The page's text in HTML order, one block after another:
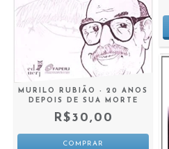
MURILO RUBIÃO - 20 ANOS
DEPOIS DE SUA MORTE
R$30,00